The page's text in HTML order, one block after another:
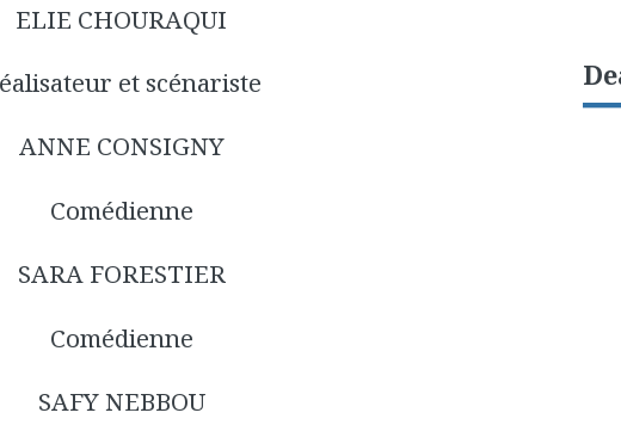
ELIE CHOURAQUI
et scénariste
ANNE CONSIGNY
Comédienne
SARA FORESTIER
Comédienne
SAFY NEBBOU